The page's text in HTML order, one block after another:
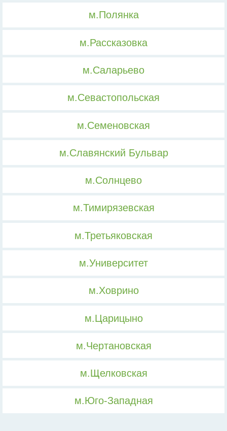
м.Полянка
м.Рассказовка
м.Саларьево
м.Севастопольская
м.Семеновская
м.Славянский Бульвар
м.Солнцево
м.Тимирязевская
м.Третьяковская
м.Университет
м.Ховрино
м.Царицыно
м.Чертановская
м.Щелковская
м.Юго-Западная